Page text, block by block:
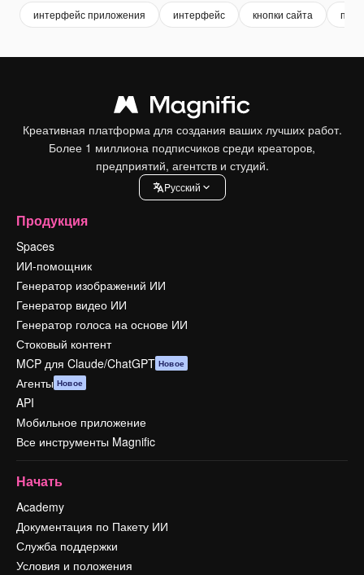
интерфейс приложения интерфейс кнопки сайта
Креативная платформа для создания ваших лучших работ.
Более 1 миллиона подписчиков среди креаторов,
предприятий, агентств и студий.
Pусский
Продукция
Spaces
ИИ-помощник
Генератор изображений ИИ
Генератор видео ИИ
Генератор голоса на основе ИИ
Стоковый контент
MCP для Claude/ChatGPT Новое
Агенты Новое
API
Мобильное приложение
Все инструменты Magnific
Начать
Academy
Документация по Пакету ИИ
Служба поддержки
Условия и положения